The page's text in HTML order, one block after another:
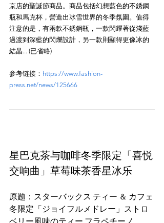
京店的聖誕節商品。商品包括幻想藍色的不銹鋼
瓶和馬克杯，營造出冰雪世界的冬季氛圍。值得
注意的是，有兩款不銹鋼瓶，一款閃耀著從淺藍
過渡到深藍的閃爍設計，另一款則顯得更像冰的
参考链接： https://www.fashion-
press.net/news/125666
星巴克茶与咖啡冬季限定「喜悦
交响曲」草莓味茶香星冰乐
原题：スターバックス ティー ＆ カフェ
冬限定「ジョイフルメドレー」ストロ